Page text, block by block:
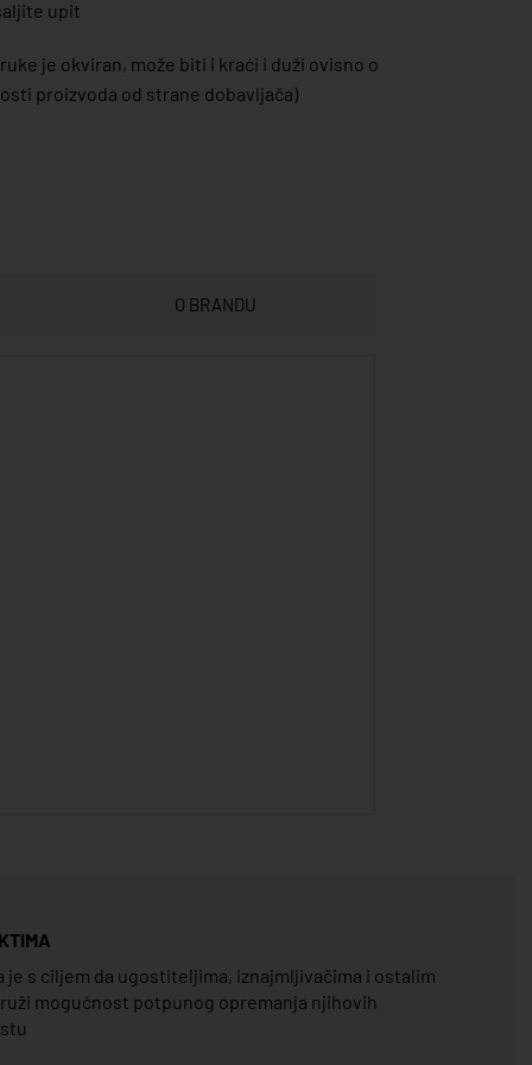
upit
je okviran, može biti i kraći i duži ovisno o
proizvoda od strane dobavljača)
O BRANDU
je s ciljem da ugostiteljima, iznajmljivačima i ostalim
mogućnost potpunog opremanja njihovih